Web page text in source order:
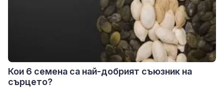
Кои 6 семена са най-добрият съюзник на
сърцето?